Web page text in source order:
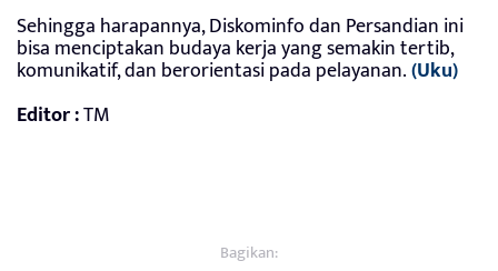
Sehingga harapannya, Diskominfo dan Persandian ini
bisa menciptakan budaya kerja yang semakin tertib,
komunikatif, dan berorientasi pada pelayanan.(Uku)
Editor :TM
Bagikan: